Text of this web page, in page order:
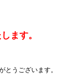
ます。
とうございます。